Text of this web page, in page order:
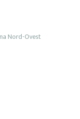
Nord-Ovest